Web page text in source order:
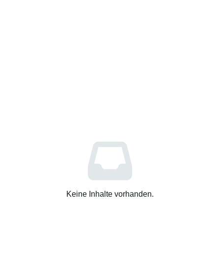
Keine Inhalte vorhanden.